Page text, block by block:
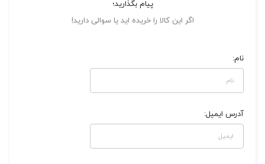
پیام بگذارید؛
اگر این کالا را خریده اید یا سوالی دارید!
نام:
آدرس ایمیل: